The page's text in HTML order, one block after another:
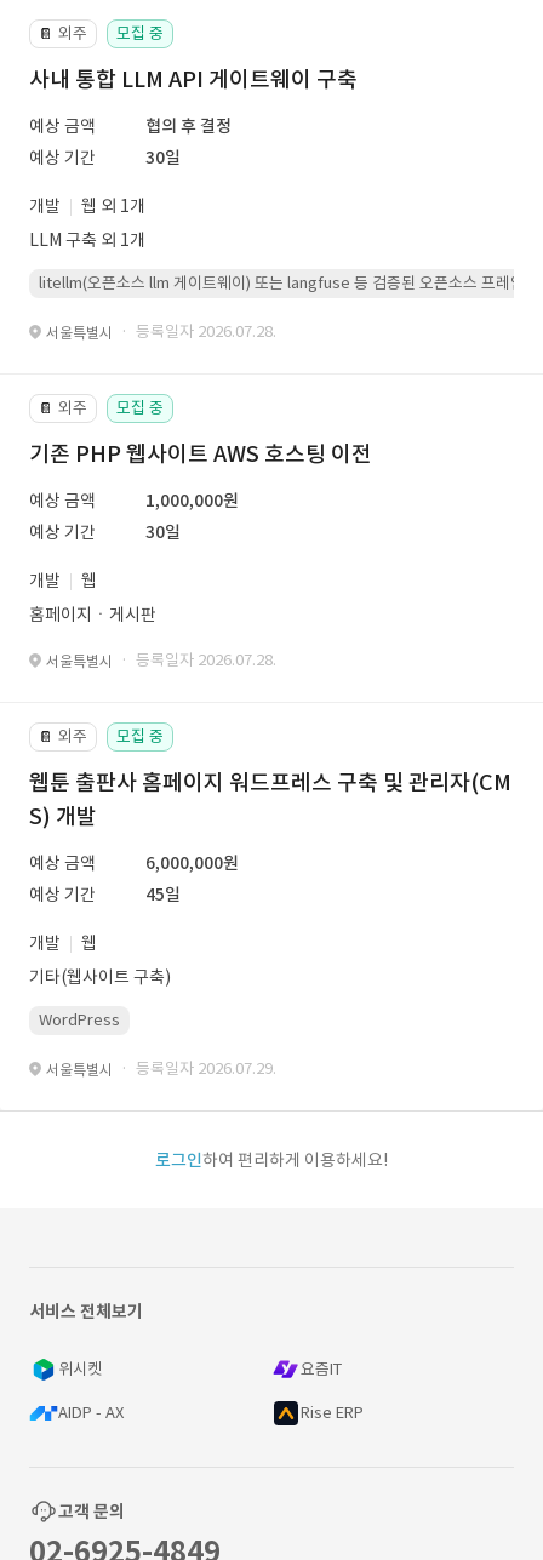
📔 외주 모집 중
사내 통합 LLM API 게이트웨이 구축
예상 금액
협의 후 결정
예상 기간
30일
개발
웹 외 1개
LLM 구축 외 1개
litellm(오픈소스 llm 게이트웨이) 또는 langfuse 등 검증된 오픈소스 프레임워
서울특별시 · 등록일자 2026.07.28.
📔 외주 모집 중
기존 PHP 웹사이트 AWS 호스팅 이전
예상 금액
1,000,000원
예상 기간
30일
개발
웹
홈페이지ㆍ게시판
서울특별시 · 등록일자 2026.07.28.
📔 외주 모집 중
웹툰 출판사 홈페이지 워드프레스 구축 및 관리자(CM
S) 개발
예상 금액
6,000,000원
예상 기간
45일
개발
웹
기타(웹사이트 구축)
WordPress
서울특별시 · 등록일자 2026.07.29.
로그인하여 편리하게 이용하세요!
서비스 전체보기
위시켓 요즘IT
AIDP - AX Rise ERP
고객 문의
02-6925-4849